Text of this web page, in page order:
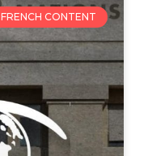
FRENCH CONTENT